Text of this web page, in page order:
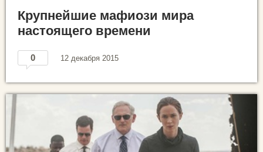
Крупнейшие мафиози мира
настоящего времени
0 12 декабря 2015